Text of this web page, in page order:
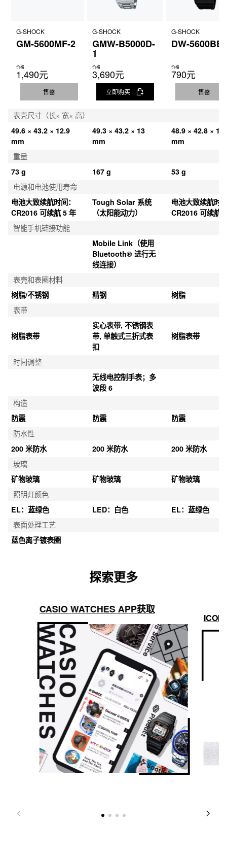
G-SHOCK
GM-5600MF-2
价格
1,490元
售罄
G-SHOCK
GMW-B5000D-
1
价格
3,690元
立即购买
G-SHOCK
DW-
价格
790元
售罄
表壳尺寸（长× 宽× 高）
49.6 × 43.2 × 12.9
mm
49.3 × 43.2 × 13
mm
48.9 × 42.8 ×
mm
重量
73 g
167 g
53 g
电源和电池使用寿命
电池大致续航时间：
CR2016 可续航 5 年
Tough Solar 系统
（太阳能动力）
电池大致续航时
CR2016 可续航
智能手机链接功能
Mobile Link（使用
Bluetooth® 进行无
线连接）
表壳和表圈材料
树脂/不锈钢
精钢
树脂
表带
树脂表带
实心表带, 不锈钢表
带, 单触式三折式表
扣
树脂表带
时间调整
无线电控制手表；多
波段 6
构造
防震
防震
防震
防水性
200 米防水
200 米防水
200 米防水
玻璃
矿物玻璃
矿物玻璃
矿物玻璃
照明灯颜色
EL：蓝绿色
LED：白色
EL：蓝绿色
表面处理工艺
蓝色离子镀表圈
探索更多
CASIO WATCHES APP获取